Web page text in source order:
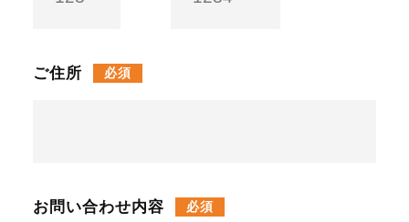
ご住所 必須
お問い合わせ内容 必須